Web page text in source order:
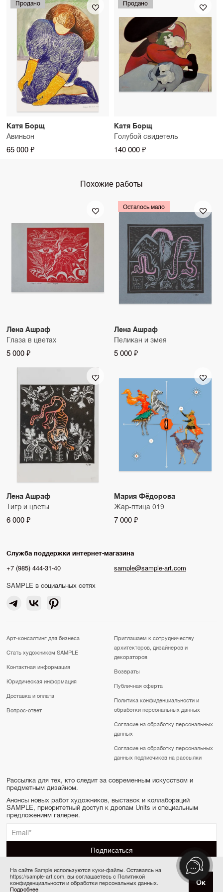
Купить за 12 000 ₽
Продано
Катя Борщ
Авиньон
65 000 ₽
Продано
Катя Борщ
Голубой свидетель
140 000 ₽
Похожие работы
Лена Ашраф
Глаза в цветах
5 000 ₽
Осталось мало
Лена Ашраф
Пеликан и змея
5 000 ₽
Лена Ашраф
Тигр и цветы
6 000 ₽
Мария Фёдорова
Жар-птица 019
7 000 ₽
Служба поддержки интернет-магазина
+7 (985) 444-31-40
sample@sample-art.com
SAMPLE в социальных сетях
Арт-консалтинг для бизнеса
Стать художником SAMPLE
Контактная информация
Юридическая информация
Доставка и оплата
Вопрос-ответ
Приглашаем к сотрудничеству
архитекторов, дизайнеров и
декораторов
Возвраты
Публичная оферта
Политика конфиденциальности и
обработки персональных данных
Согласие на обработку персональных
данных
Согласие на обработку персональных
данных подписчиков на рассылки
Рассылка для тех, кто следит за современным искусством и
предметным дизайном.
Анонсы новых работ художников, выставок и коллабораций
SAMPLE, приоритетный доступ к дропам Units и специальным
предложениям галереи.
SAMPLE | Online gallery & Auction © 2022-2026
Сделано в Апривер
На сайте Sample используются куки-файлы. Оставаясь на
https://sample-art.com, вы соглашаетесь с Политикой
конфиденциальности и обработки персональных данных.
Подробнее
Ок